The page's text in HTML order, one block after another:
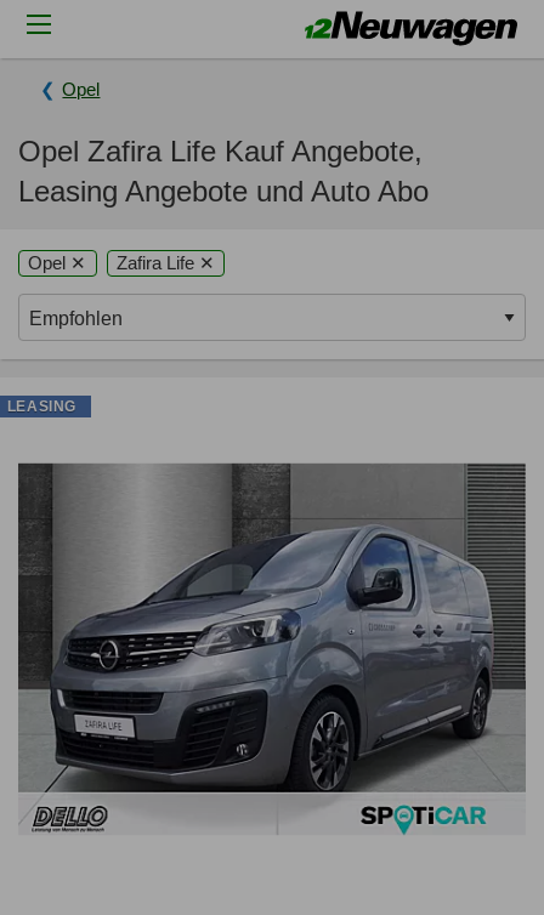
Opel
Opel Zafira Life Kauf Angebote,
Leasing Angebote und Auto Abo
Opel ✕ Zafira Life ✕
LEASING